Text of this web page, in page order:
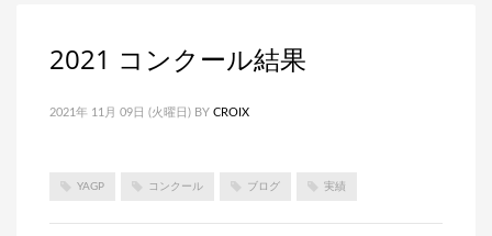
2021 コンクール結果
2021年 11月 09日 (火曜日) BY CROIX
YAGP コンクール ブログ 実績